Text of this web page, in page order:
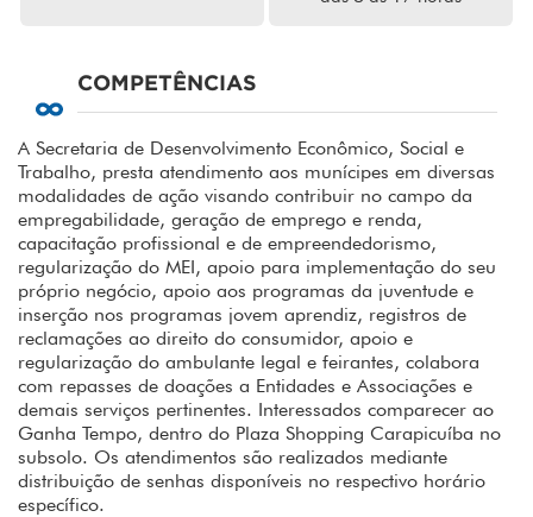
COMPETÊNCIAS
A Secretaria de Desenvolvimento Econômico, Social e
Trabalho, presta atendimento aos munícipes em diversas
modalidades de ação visando contribuir no campo da
empregabilidade, geração de emprego e renda,
capacitação profissional e de empreendedorismo,
regularização do MEI, apoio para implementação do seu
próprio negócio, apoio aos programas da juventude e
inserção nos programas jovem aprendiz, registros de
reclamações ao direito do consumidor, apoio e
regularização do ambulante legal e feirantes, colabora
com repasses de doações a Entidades e Associações e
demais serviços pertinentes. Interessados comparecer ao
Ganha Tempo, dentro do Plaza Shopping Carapicuíba no
subsolo. Os atendimentos são realizados mediante
distribuição de senhas disponíveis no respectivo horário
específico.